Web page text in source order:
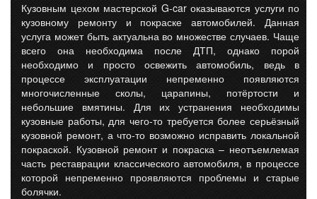
Кузовным цехом мастерской G-carоказываются услуги по
кузовному ремонту и покраске автомобилей. Данная
услуга может быть актуальна во множестве случаев. Чаще
всего она необходима после ДТП, однако порой
необходимо и просто освежить автомобиль, ведь в
процессе эксплуатации непременно появляются
многочисленные сколы, царапины, потёртости и
небольшие вмятины. Для их устранения необходимы
кузовные работы, для чего-то требуется более серьёзный
кузовной ремонт, а что-то возможно исправить локальной
покраской. Кузовной ремонт и покраска – неотъемлемая
часть реставрации классического автомобиля, в процессе
которой непременно проявляются проблемы и старые
болячки.